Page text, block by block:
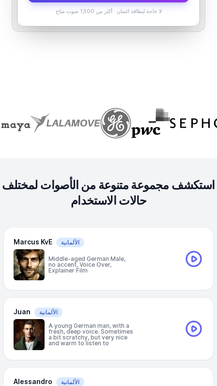
لا حاجة لبطاقة ائتمان ·أكثر من 1,500 صوت متاح
استكشف مجموعة متنوعة من الأصوات لمختلف
حالات الاستخدام
Marcus KvE الألمانية
Middle-aged German Male,
no accent, Voice Over,
Explainer Film
Juan
الألمانية
A young German man, with a
fresh, deep voice. Sometimes
a bit scratchy, but very nice
and warm to listen to
Alessandro
الألمانية